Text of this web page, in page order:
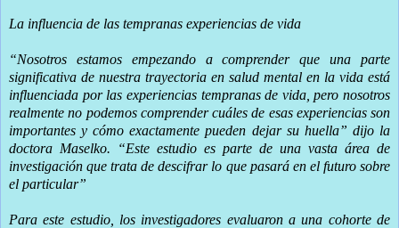
La influencia de las tempranas experiencias de vida
“Nosotros estamos empezando a comprender que una parte
significativa de nuestra trayectoria en salud mental en la vida está
influenciada por las experiencias tempranas de vida, pero nosotros
realmente no podemos comprender cuáles de esas experiencias son
importantes y cómo exactamente pueden dejar su huella” dijo la
doctora Maselko. “Este estudio es parte de una vasta área de
investigación que trata de descifrar lo que pasará en el futuro sobre
el particular”
Para este estudio, los investigadores evaluaron a una cohorte de